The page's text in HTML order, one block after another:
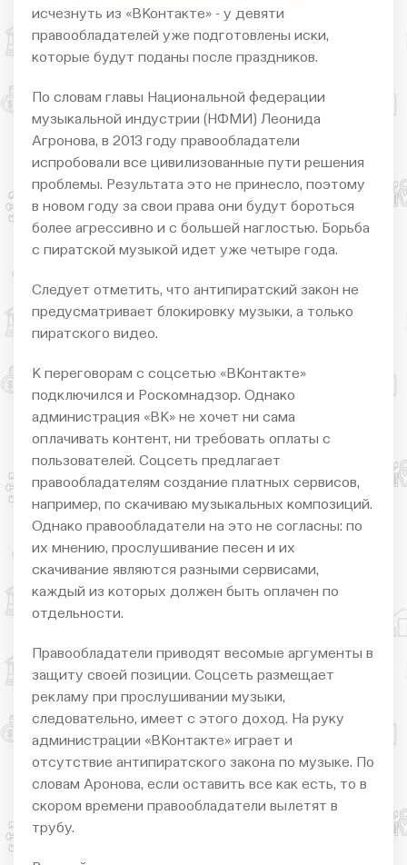
исчезнуть из «ВКонтакте» - у девяти
правообладателей уже подготовлены иски,
которые будут поданы после праздников.
По словам главы Национальной федерации
музыкальной индустрии (НФМИ) Леонида
Агронова, в 2013 году правообладатели
испробовали все цивилизованные пути решения
проблемы. Результата это не принесло, поэтому
в новом году за свои права они будут бороться
более агрессивно и с большей наглостью. Борьба
с пиратской музыкой идет уже четыре года.
Следует отметить, что антипиратский закон не
предусматривает блокировку музыки, а только
пиратского видео.
К переговорам с соцсетью «ВКонтакте»
подключился и Роскомнадзор. Однако
администрация «ВК» не хочет ни сама
оплачивать контент, ни требовать оплаты с
пользователей. Соцсеть предлагает
правообладателям создание платных сервисов,
например, по скачиваю музыкальных композиций.
Однако правообладатели на это не согласны: по
их мнению, прослушивание песен и их
скачивание являются разными сервисами,
каждый из которых должен быть оплачен по
отдельности.
Правообладатели приводят весомые аргументы в
защиту своей позиции. Соцсеть размещает
рекламу при прослушивании музыки,
следовательно, имеет с этого доход. На руку
администрации «ВКонтакте» играет и
отсутствие антипиратского закона по музыке. По
словам Аронова, если оставить все как есть, то в
скором времени правообладатели вылетят в
трубу.